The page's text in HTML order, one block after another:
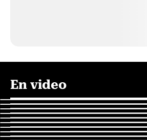
En video